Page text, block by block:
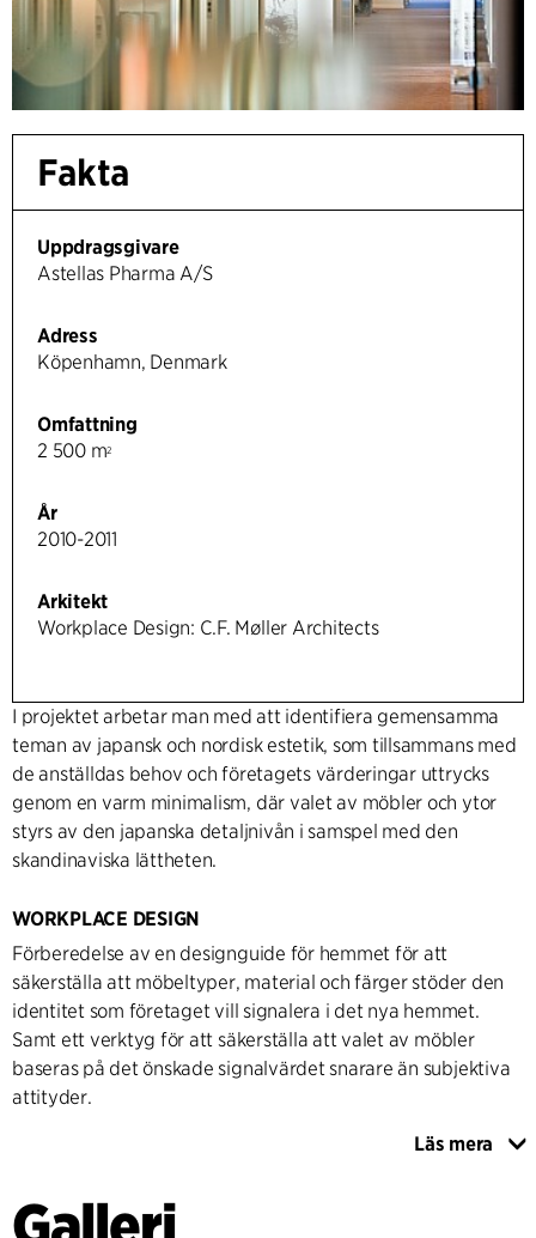
Fakta
Uppdragsgivare
Astellas Pharma A/S
Adress
Köpenhamn, Denmark
Omfattning
2 500 m2
År
2010-2011
Arkitekt
Workplace Design: C.F. Møller Architects
I projektet arbetar man med att identifiera gemensamma
teman av japansk och nordisk estetik, som tillsammans med
de anställdas behov och företagets värderingar uttrycks
genom en varm minimalism, där valet av möbler och ytor
styrs av den japanska detaljnivån i samspel med den
skandinaviska lättheten.
WORKPLACE DESIGN
Förberedelse av en designguide för hemmet för att
säkerställa att möbeltyper, material och färger stöder den
identitet som företaget vill signalera i det nya hemmet.
Samt ett verktyg för att säkerställa att valet av möbler
baseras på det önskade signalvärdet snarare än subjektiva
attityder.
Utarbetande av placeringsplaner och detaljerad utformning
funktionella anbud för möbler i arbetsmiljöerna samt
Läs mera